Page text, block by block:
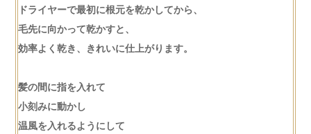
ドライヤーで最初に根元を乾かしてから、
毛先に向かって乾かすと、
効率よく乾き、きれいに仕上がります。
髪の間に指を入れて
小刻みに動かし
温風を入れるようにして